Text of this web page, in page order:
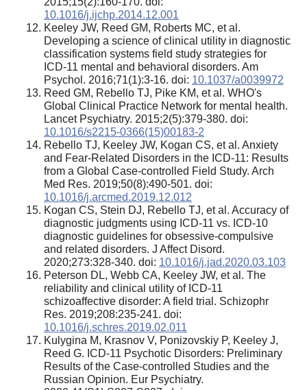
10.1016/j.ijchp.2014.12.001
Keeley JW, Reed GM, Roberts MC, et al.
Developing a science of clinical utility in diagnostic
classification systems field study strategies for
ICD-11 mental and behavioral disorders. Am
Psychol. 2016;71(1):3-16. doi: 10.1037/a0039972
Reed GM, Rebello TJ, Pike KM, et al. WHO's
Global Clinical Practice Network for mental health.
Lancet Psychiatry. 2015;2(5):379-380. doi:
10.1016/s2215-0366(15)00183-2
Rebello TJ, Keeley JW, Kogan CS, et al. Anxiety
and Fear-Related Disorders in the ICD-11: Results
from a Global Case-controlled Field Study. Arch
Med Res. 2019;50(8):490-501. doi:
10.1016/j.arcmed.2019.12.012
Kogan CS, Stein DJ, Rebello TJ, et al. Accuracy of
diagnostic judgments using ICD-11 vs. ICD-10
diagnostic guidelines for obsessive-compulsive
and related disorders. J Affect Disord.
2020;273:328-340. doi: 10.1016/j.jad.2020.03.103
Peterson DL, Webb CA, Keeley JW, et al. The
reliability and clinical utility of ICD-11
schizoaffective disorder: A field trial. Schizophr
Res. 2019;208:235-241. doi:
10.1016/j.schres.2019.02.011
Kulygina M, Krasnov V, Ponizovskiy P, Keeley J,
Reed G. ICD-11 Psychotic Disorders: Preliminary
Results of the Case-controlled Studies and the
Russian Opinion. Eur Psychiatry.